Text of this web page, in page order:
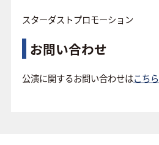
スターダストプロモーション
お問い合わせ
公演に関するお問い合わせはこちら